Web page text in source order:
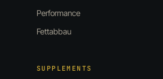
Performance
Fettabbau
SUPPLEMENTS